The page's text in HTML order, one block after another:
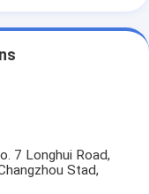
7 Longhui Road,
Stad,